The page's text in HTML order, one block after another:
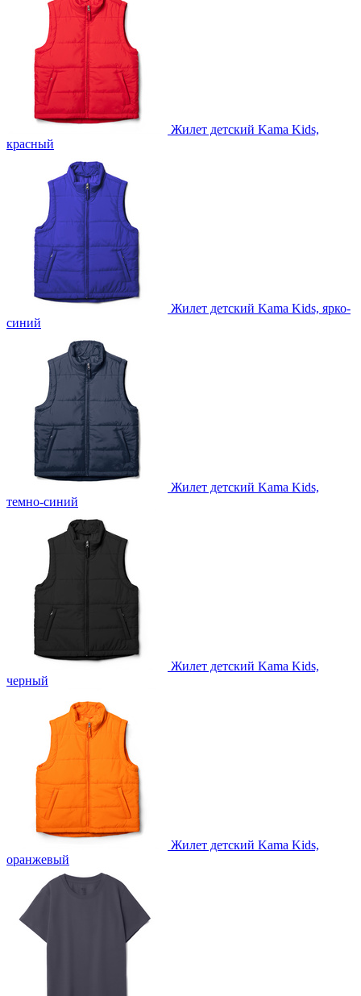
Жилет детский Kama Kids,
красный
Жилет детский Kama Kids, ярко-
синий
Жилет детский Kama Kids,
темно-синий
Жилет детский Kama Kids,
черный
Жилет детский Kama Kids,
оранжевый